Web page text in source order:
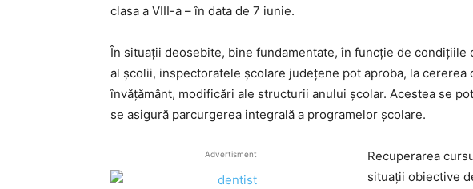
clasa a VIII-a – în data de 7 iunie.
În situaţii deosebite, bine fundamentate, în funcţie de condiţiile
al şcolii, inspectoratele şcolare judeţene pot aproba, la
învăţământ, modificări ale structurii anului şcolar. Acestea se
se asigură parcurgerea integrală a programelor şcolare.
Advertisment
Recuperarea
situaţii obiective